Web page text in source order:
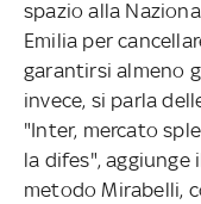
spazio alla
Emilia per
garantirsi almeno
invece, si parla
"Inter, mercato
la difes", aggiunge
metodo Mirabelli,